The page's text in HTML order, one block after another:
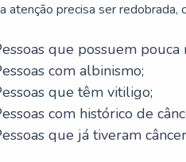
atenção precisa ser redobrada,
que possuem
com albinismo;
que têm vitiligo;
com histórico de
que já tiveram